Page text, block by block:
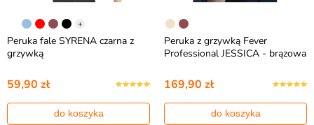
+
Peruka fale SYRENA czarna z
grzywką
59,90 zł
do koszyka
Peruka z grzywką Fever
Professional JESSICA - brązowa
169,90 zł
do koszyka